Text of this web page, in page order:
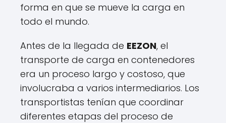
forma en que se mueve la carga en
todo el mundo.
Antes de la llegada de EEZON, el
transporte de carga en contenedores
era un proceso largo y costoso, que
involucraba a varios intermediarios. Los
transportistas tenían que coordinar
diferentes etapas del proceso de